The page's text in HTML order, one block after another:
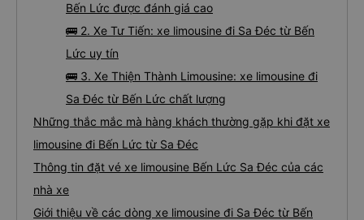
Bến Lức được đánh giá cao
🚌 2. Xe Tư Tiến: xe limousine đi Sa Đéc từ Bến
Lức uy tín
🚌 3. Xe Thiện Thành Limousine: xe limousine đi
Sa Đéc từ Bến Lức chất lượng
Những thắc mắc mà hàng khách thường gặp khi đặt xe
limousine đi Bến Lức từ Sa Đéc
Thông tin đặt vé xe limousine Bến Lức Sa Đéc của các
nhà xe
Giới thiệu về các dòng xe limousine đi Sa Đéc từ Bến